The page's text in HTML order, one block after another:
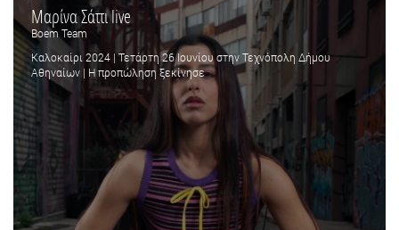
Μαρίνα Σάττι live
Boem Team
Καλοκαίρι 2024 | Τετάρτη 26 Ιουνίου στην Τεχνόπολη Δήμου
Αθηναίων | Η προπώληση ξεκίνησε